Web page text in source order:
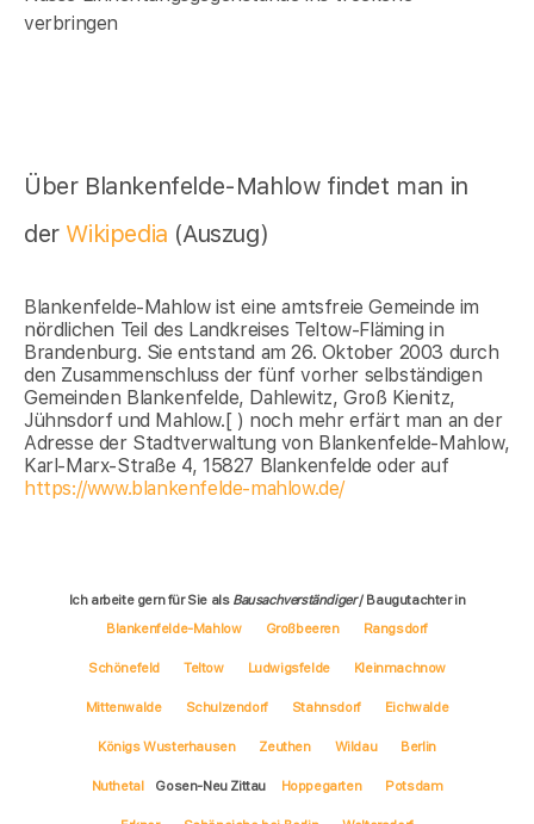
verbringen
Über Blankenfelde-Mahlow findet man in
der Wikipedia (Auszug)
Blankenfelde-Mahlow ist eine amtsfreie Gemeinde im
nördlichen Teil des Landkreises Teltow-Fläming in
Brandenburg. Sie entstand am 26. Oktober 2003 durch
den Zusammenschluss der fünf vorher selbständigen
Gemeinden Blankenfelde, Dahlewitz, Groß Kienitz,
Jühnsdorf und Mahlow.[ ) noch mehr erfärt man an der
Adresse der Stadtverwaltung von Blankenfelde-Mahlow,
Karl-Marx-Straße 4, 15827 Blankenfelde oder auf
https://www.blankenfelde-mahlow.de/
Ich arbeite gern für Sie als Bausachverständiger/ Baugutachter in
Blankenfelde-Mahlow
Großbeeren Rangsdorf
Schönefeld Teltow Ludwigsfelde Kleinmachnow
Mittenwalde Schulzendorf Stahnsdorf Eichwalde
Königs Wusterhausen Zeuthen Wildau Berlin
Nuthetal Gosen-Neu Zittau Hoppegarten Potsdam